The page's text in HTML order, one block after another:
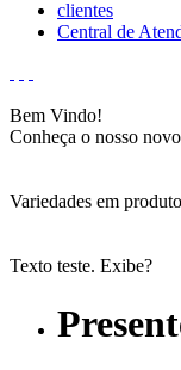
clientes
Central de
Bem Vindo!
Conheça o nosso
Variedades em
Texto teste. Exibe?